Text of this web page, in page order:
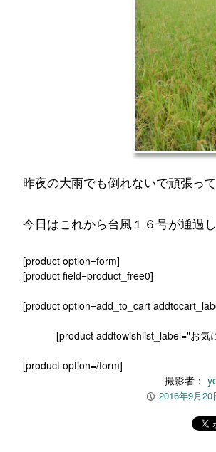
昨夜の大雨でも倒れないで頑張って
今日はこれから台風１６号が通過し
[product option=form]
[product field=product_free0]
[product option=add_to_cart
[product addtowishlist_label="お気
[product option=/form]
撮影者：
P 2016年9月20